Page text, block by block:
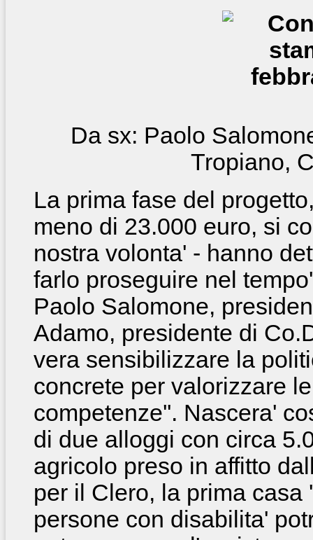
Da sx: Paolo
Tropiano,
La prima fase del
meno di 23.000 euro, si
nostra volonta' - hanno
farlo proseguire nel
Paolo Salomone,
Adamo, presidente di
vera sensibilizzare la
concrete per valorizzare
competenze''. Nascera'
di due alloggi con circa
agricolo preso in affitto
per il Clero, la prima
persone con disabilita'